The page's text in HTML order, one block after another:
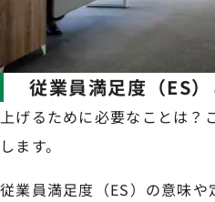
従業員満足度（ES
上げるために必要なことは？
します。
従業員満足度（ES）の意味